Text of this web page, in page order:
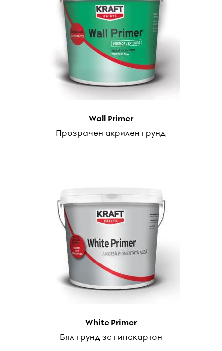
Wall Primer
Прозрачен акрилен грунд
White Primer
Бял грунд за гипскартон